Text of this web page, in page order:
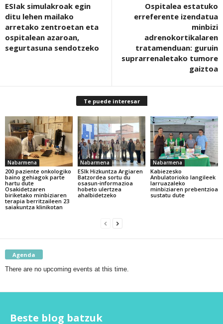
ESIak simulakroak egin
ditu lehen mailako
arretako zentroetan eta
ospitalean azaroan,
segurtasuna sendotzeko
Ospitalea estatuko
erreferente izendatua
minbizi
adrenokortikalaren
tratamenduan: guruin
suprarrenaletako tumore
gaiztoa
Te puede interesar
Nabarmena
200 paziente onkologiko
baino gehiagok parte
hartu dute
Osakidetzaren
biriketako minbiziaren
terapia berritzaileen 23
saiakuntza klinikotan
Nabarmena
ESIk Hizkuntza Argiaren
Batzordea sortu du
osasun-informazioa
hobeto ulertzea
ahalbidetzeko
Nabarmena
Kabiezesko
Anbulatorioko langileek
larruazaleko
minbiziaren prebentzioa
sustatu dute
Agenda
There are no upcoming events at this time.
Beste blog batzuk